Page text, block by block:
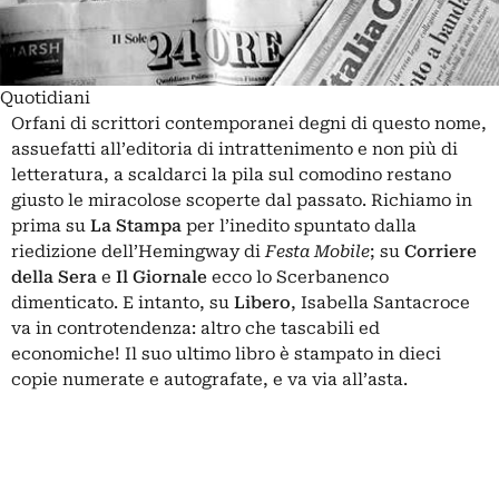
Quotidiani
Orfani di scrittori contemporanei degni di questo nome,
assuefatti all’editoria di intrattenimento e non più di
letteratura, a scaldarci la pila sul comodino restano
giusto le miracolose scoperte dal passato. Richiamo in
prima su La Stampa per l’inedito spuntato dalla
riedizione dell’Hemingway diFesta Mobile; su Corriere
della Sera e Il Giornale ecco lo Scerbanenco
dimenticato. E intanto, su Libero, Isabella Santacroce
va in controtendenza: altro che tascabili ed
economiche! Il suo ultimo libro è stampato in dieci
copie numerate e autografate, e va via all’asta.